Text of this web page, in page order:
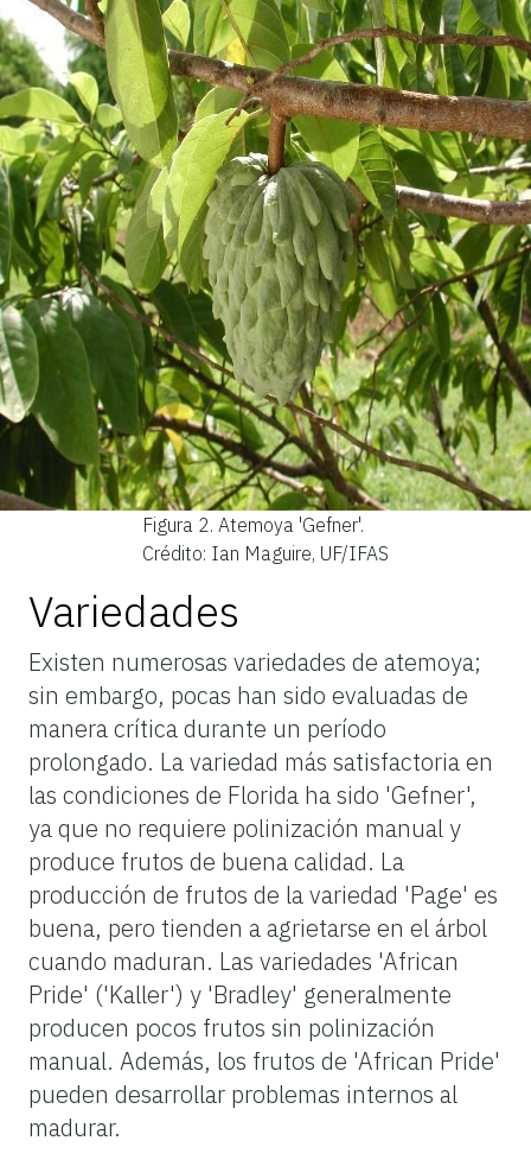
Figura 2. Atemoya 'Gefner'.
Crédito: Ian Maguire, UF/IFAS
Variedades
Existen numerosas variedades de atemoya;
sin embargo, pocas han sido evaluadas de
manera crítica durante un período
prolongado. La variedad más satisfactoria en
las condiciones de Florida ha sido 'Gefner',
ya que no requiere polinización manual y
produce frutos de buena calidad. La
producción de frutos de la variedad 'Page' es
buena, pero tienden a agrietarse en el árbol
cuando maduran. Las variedades 'African
Pride' ('Kaller') y 'Bradley' generalmente
producen pocos frutos sin polinización
manual. Además, los frutos de 'African Pride'
pueden desarrollar problemas internos al
madurar.